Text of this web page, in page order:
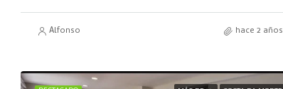
Alfonso hace 2 años